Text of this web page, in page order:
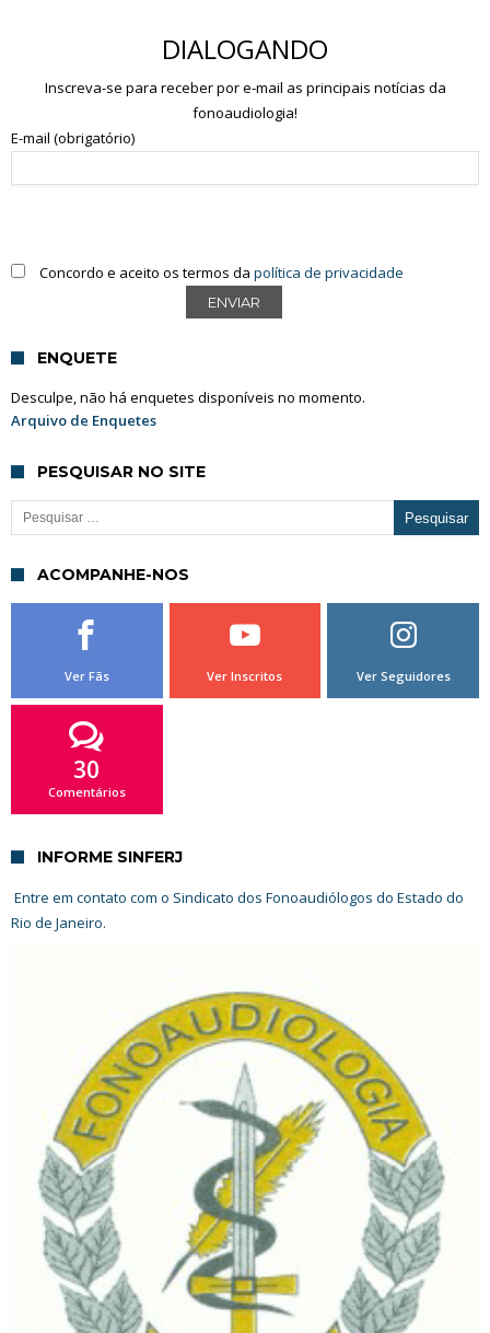
DIALOGANDO
Inscreva-se para receber por e-mail as principais notícias da
fonoaudiologia!
E-mail (obrigatório)
Concordo e aceito os termos da política de privacidade
ENQUETE
Desculpe, não há enquetes disponíveis no momento.
Arquivo de Enquetes
PESQUISAR NO SITE
Pesquisar por:
ACOMPANHE-NOS
Ver Fãs Ver Inscritos Ver Seguidores
30
Comentários
INFORME SINFERJ
Entre em contato com o Sindicato dos Fonoaudiólogos do Estado do
Rio de Janeiro.